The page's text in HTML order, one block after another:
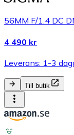
56MM F/1.4 DC
4 490 kr
Leverans: 1-3
Till butik